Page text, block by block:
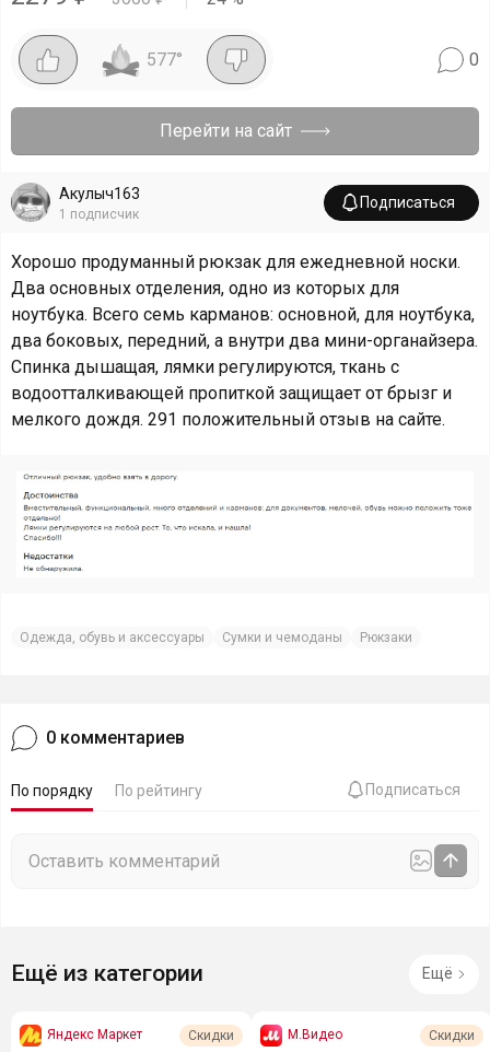
577° 0
Перейти на сайт
Акулыч163
1 подписчик
Подписаться
Хорошо продуманный рюкзак для ежедневной носки.
Два основных отделения, одно из которых для
ноутбука. Всего семь карманов: основной, для ноутбука,
два боковых, передний, а внутри два мини-органайзера.
Спинка дышащая, лямки регулируются, ткань с
водоотталкивающей пропиткой защищает от брызг и
мелкого дождя. 291 положительный отзыв на сайте.
Одежда, обувь и аксессуары Сумки и чемоданы Рюкзаки
0 комментариев
По порядку По рейтингу Подписаться
Ещё из категории Ещё
Яндекс Маркет Скидки М.Видео Скидки